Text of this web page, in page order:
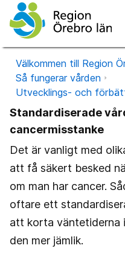
Välkommen till Region
Så fungerar vården
Utvecklings- och
Standardiserade
cancermisstanke
Det är vanligt med
att få säkert besked
om man har cancer.
oftare ett
att korta väntetiderna
den mer jämlik.